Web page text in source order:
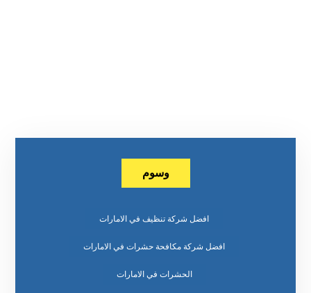
وسوم
افضل شركة تنظيف في الامارات
افضل شركة مكافحة حشرات في الامارات
الحشرات في الامارات